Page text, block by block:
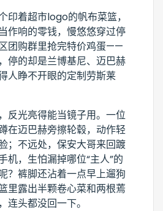
印着超市logo的帆布菜篮，
作响的零钱，慢悠悠穿过停
团购群里抢完特价鸡蛋——
停的却是兰博基尼、迈巴赫
人睁不开眼的定制劳斯莱
反光亮得能当镜子用。一位
在迈巴赫旁擦轮毂，动作轻
；不远处，保安大哥来回踱
机，生怕漏掉哪位“主人”的
？裤脚还沾着一点早上遛狗
里露出半颗卷心菜和两根蔫
连头都没回一下。